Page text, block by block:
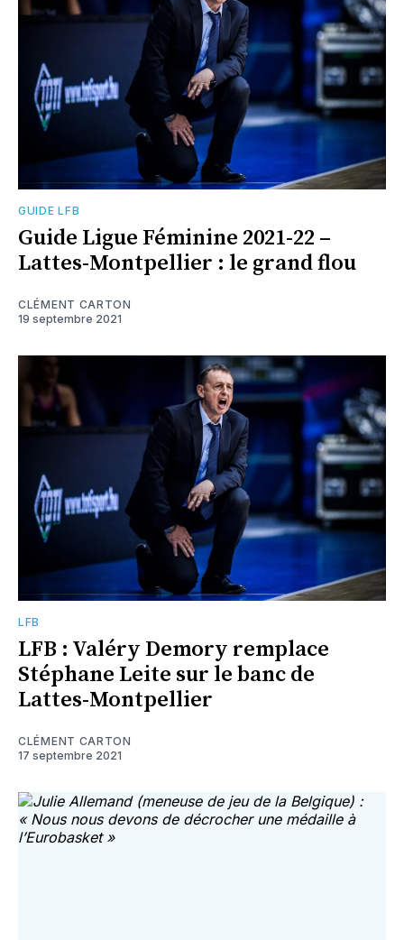
GUIDE LFB
Guide Ligue Féminine 2021-22 –
Lattes-Montpellier : le grand flou
CLÉMENT CARTON
19 septembre 2021
LFB
LFB : Valéry Demory remplace
Stéphane Leite sur le banc de
Lattes-Montpellier
CLÉMENT CARTON
17 septembre 2021